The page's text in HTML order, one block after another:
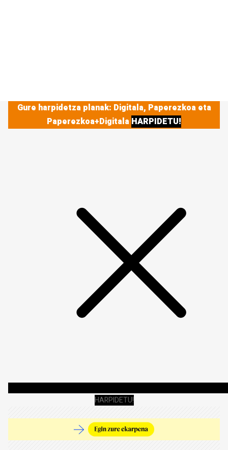
Gure harpidetza planak: Digitala, Paperezkoa eta
Paperezkoa+Digitala HARPIDETU!
HARPIDETU!